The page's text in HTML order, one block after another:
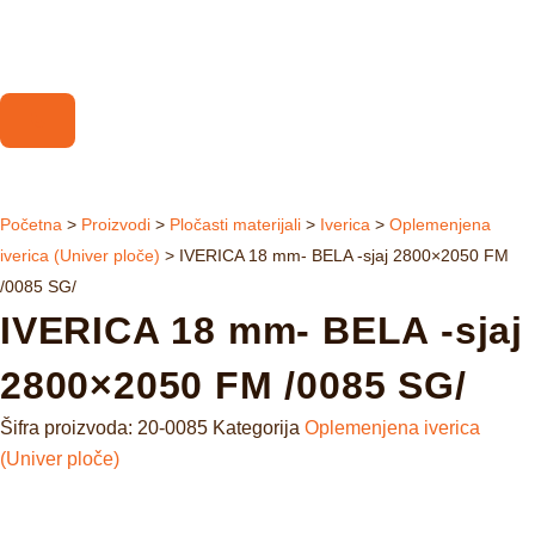
Početna > Proizvodi > Pločasti materijali > Iverica > Oplemenjena
iverica (Univer ploče) > IVERICA 18 mm- BELA -sjaj 2800×2050 FM
/0085 SG/
IVERICA 18 mm- BELA -sjaj
2800×2050 FM /0085 SG/
Šifra proizvoda: 20-0085 Kategorija Oplemenjena iverica
(Univer ploče)